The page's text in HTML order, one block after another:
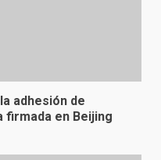
adhesión de
firmada en Beijing